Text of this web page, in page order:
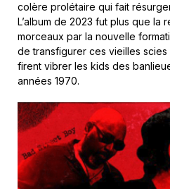
colère prolétaire qui fait
L’album de 2023 fut plus que la
morceaux par la nouvelle
de transfigurer ces vieilles
firent vibrer les kids des
années 1970.